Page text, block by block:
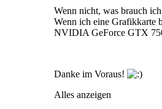
Wenn nicht, was brauch
Wenn ich eine Grafikkarte
NVIDIA GeForce GTX
Danke im Voraus!
Alles anzeigen